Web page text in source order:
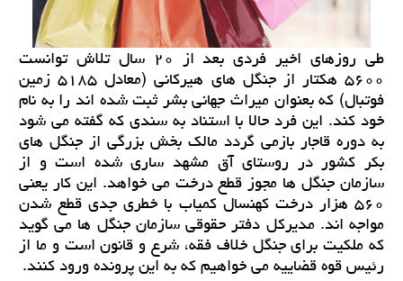
طی روزهای اخیر فردی بعد از ۲۰ سال تلاش توانست
۵۶۰۰ هكتار از جنگل های هیركانی (معادل ۵۱۸۵ زمین
فوتبال) كه بعنوان میراث جهانی بشر ثبت شده اند را به نام
خود كند. این فرد حالا با استناد به سندی كه گفته می شود
به دوره قاجار بازمی گردد مالك بخش بزرگی از جنگل های
بكر كشور در روستای آق مشهد ساری شده است و از
سازمان جنگل ها مجوز قطع درخت می خواهد. این كار یعنی
۵۶۰ هزار درخت كهنسال كمیاب با خطری جدی قطع شدن
مواجه اند. مدیركل دفتر حقوقی سازمان جنگل ها می گوید
كه ملكیت برای جنگل خلاف فقه، شرع و قانون است و ما از
رئیس قوه قضاییه می خواهیم كه به این پرونده ورود كنند.